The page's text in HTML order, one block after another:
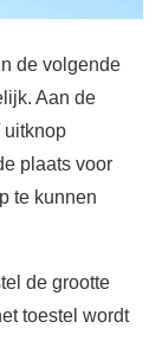
de volgende
Aan de
uitknop
plaats voor
te kunnen
de grootte
toestel wordt